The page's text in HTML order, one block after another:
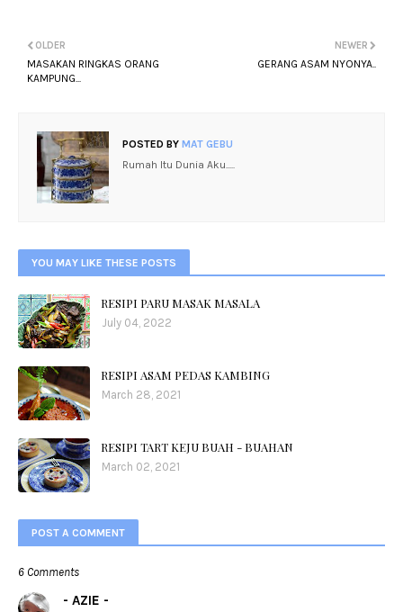
NEWER
GERANG ASAM NYONYA..
OLDER
MASAKAN RINGKAS ORANG
KAMPUNG...
POSTED BY MAT GEBU
Rumah Itu Dunia Aku.....
YOU MAY LIKE THESE POSTS
RESIPI PARU MASAK MASALA
July 04, 2022
RESIPI ASAM PEDAS KAMBING
March 28, 2021
RESIPI TART KEJU BUAH - BUAHAN
March 02, 2021
POST A COMMENT
6 Comments
- AZIE -